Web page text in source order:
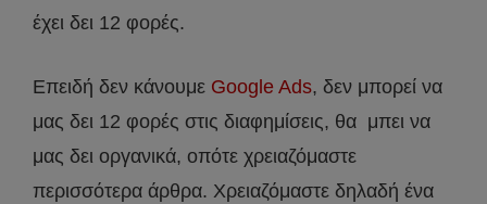
έχει δει 12 φορές.
Επειδή δεν κάνουμε Google Ads, δεν μπορεί να
μας δει 12 φορές στις διαφημίσεις, θα μπει να
μας δει οργανικά, οπότε χρειαζόμαστε
περισσότερα άρθρα. Χρειαζόμαστε δηλαδή ένα